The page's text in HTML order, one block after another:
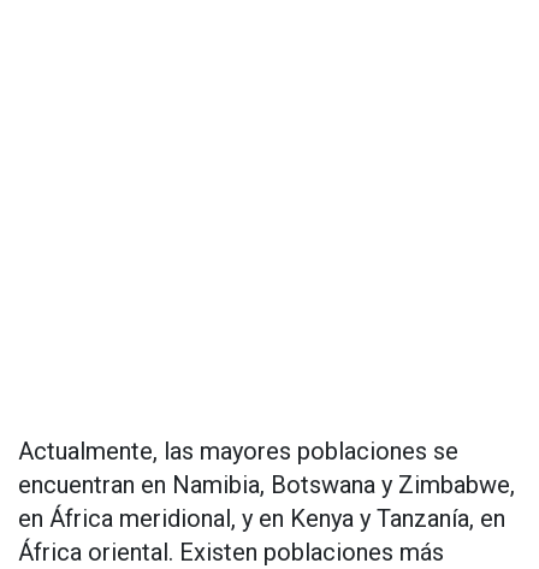
Actualmente, las mayores poblaciones se
encuentran en Namibia, Botswana y Zimbabwe,
en África meridional, y en Kenya y Tanzanía, en
África oriental. Existen poblaciones más